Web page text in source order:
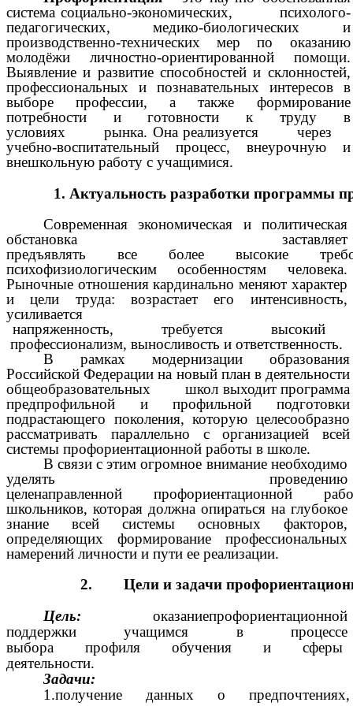
система социально-экономических, психолого-
педагогических, медико-биологических и
производственно-технических мер по оказанию
молодёжи личностно-ориентированной помощи.
Выявление и развитие способностей и склонностей,
профессиональных и познавательных интересов в
выборе профессии, а также формирование
потребности и готовности к труду в
условиях рынка. Она реализуется через
учебно-воспитательный процесс, внеурочную и
внешкольную работу с учащимися.
1. Актуальность разработки программы
Современная экономическая и политическая
обстановка заставляет
предъявлять все более высокие
психофизиологическим особенностям человека.
Рыночные отношения кардинально меняют характер
и цели труда: возрастает его интенсивность,
усиливается
напряженность, требуется высокий
профессионализм, выносливость и ответственность.
В рамках модернизации образования
Российской Федерации на новый план в деятельности
общеобразовательных школ выходит программа
предпрофильной и профильной подготовки
подрастающего поколения, которую целесообразно
рассматривать параллельно с организацией всей
системы профориентационной работы в школе.
В связи с этим огромное внимание необходимо
уделять проведению
целенаправленной
школьников, которая должна опираться на глубокое
знание всей системы основных факторов,
определяющих формирование профессиональных
намерений личности и пути ее реализации.
2.
Цели и задачи
Цель: оказаниепрофориентационной
поддержки учащимся в процессе
выбора профиля обучения и сферы
деятельности.
Задачи:
1.получение данных о предпочтениях,